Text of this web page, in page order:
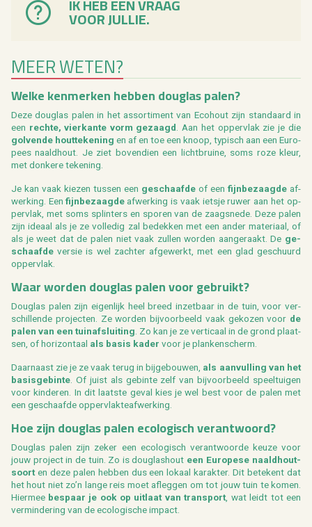
IK HEB EEN VRAAG
VOOR JULLIE.
MEER WETEN?
Welke ken­mer­ken heb­ben dou­g­las palen?
Deze dou­g­las palen in het as­sor­ti­ment van Eco­hout zijn stan­daard in
een rech­te, vier­kan­te vorm ge­zaagd. Aan het op­per­vlak zie je die
gol­ven­de hout­te­ke­ning en af en toe een knoop, ty­pisch aan een Eu­ro­
pees naald­hout. Je ziet bo­ven­dien een licht­brui­ne, soms roze kleur,
met don­ke­re te­ke­ning.
Je kan vaak kie­zen tus­sen een ge­schaaf­de of een fijn­be­zaag­de af­
wer­king. Een fijn­be­zaag­deaf­wer­king is vaak iets­je ruwer aan het op­
per­vlak, met soms splin­ters en spo­ren van de zaag­sne­de. Deze palen
zijn ide­aal als je ze vol­le­dig zal be­dek­ken met een ander ma­te­ri­aal, of
als je weet dat de palen niet vaak zul­len wor­den aan­ge­raakt. De ge­
schaaf­de ver­sie is wel zach­ter af­ge­werkt, met een glad ge­schuurd
op­per­vlak.
Waar wor­den dou­g­las palen voor ge­bruikt?
Dou­g­las palen zijn ei­gen­lijk heel breed in­zet­baar in de tuin, voor ver­
schil­len­de pro­jec­ten. Ze wor­den bij­voor­beeld vaak ge­ko­zen voor de
palen van een tuin­af­slui­ting. Zo kan je ze ver­ti­caal in de grond plaat­
sen, of ho­ri­zon­taal als basis kader voor je plan­ken­scherm.
Daar­naast zie je ze vaak terug in bij­ge­bou­wen, als aan­vul­ling van het
ba­sis­ge­bin­te. Of juist als ge­bin­te zelf van bij­voor­beeld speel­tui­gen
voor kin­de­ren. In dit laat­ste geval kies je wel best voor de palen met
een ge­schaaf­de op­per­vlak­te­af­wer­king.
Hoe zijn dou­g­las palen eco­lo­gisch ver­ant­woord?
Dou­g­las palen zijn zeker een eco­lo­gisch ver­ant­woor­de keuze voor
jouw pro­ject in de tuin. Zo is dou­g­las­hout een Eu­ro­pe­se naald­hout­
soorten deze palen heb­ben dus een lo­kaal ka­rak­ter. Dit be­te­kent dat
het hout niet zo’n lange reis moet af­leg­gen om tot jouw tuin te komen.
Hier­mee be­spaar je ook op uit­laat van trans­port, wat leidt tot een
ver­min­de­ring van de eco­lo­gi­sche im­pact.